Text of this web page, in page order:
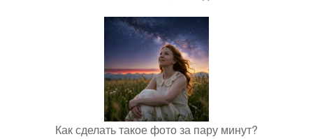
Как сделать такое фото за пару минут?